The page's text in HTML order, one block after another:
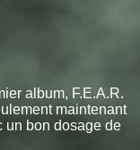
album, F.E.A.R.
maintenant
un bon dosage de